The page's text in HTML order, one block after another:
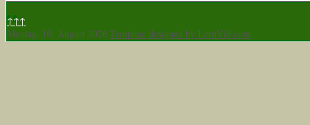
↑↑↑
Montag, 10. August 2026 Template designed by LernVid.com